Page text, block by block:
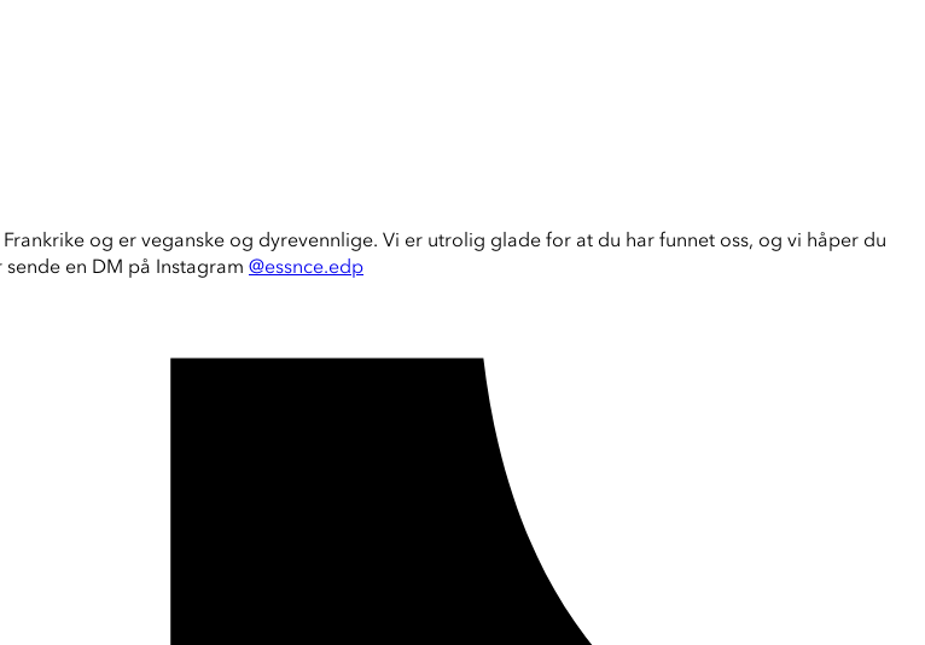
og er veganske og dyrevennlige. Vi er utrolig glade for at du har funnet oss, og vi håper du
sende en DM på Instagram @essnce.edp